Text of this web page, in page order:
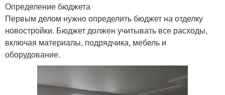
Определение бюджета
Первым делом нужно определить бюджет на отделку
новостройки. Бюджет должен учитывать все расходы,
включая материалы, подрядчика, мебель и
оборудование.